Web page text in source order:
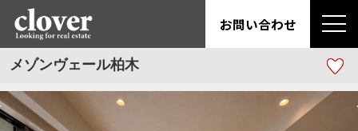
お問い合わせ
メゾンヴェール柏木